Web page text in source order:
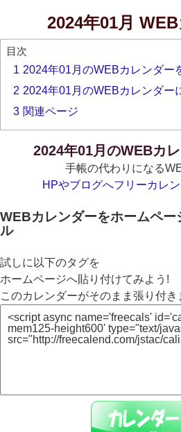
2024年01月
目次
1 2024年01月のWEBカレンダー
2 2024年01月のWEBカレンダー
3 関連ページ
2024年01月のWEBカ
手帳の代わりになる
HPやブログへフリーカレ
WEBカレンダーをホームペ
ル
試しに以下のタグを
ホームページへ貼り付けてみよう!
このカレンダーがそのまま張り付き